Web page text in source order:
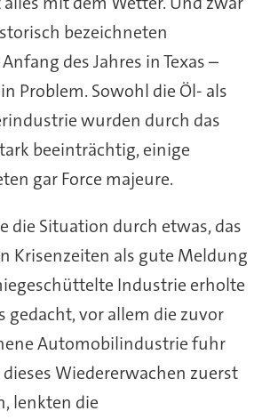
bezeichneten
des Jahres in Texas –
Problem. Sowohl die Öl- als
wurden durch das
beeinträchtig, einige
gar Force majeure.
die Situation durch etwas, das
Krisenzeiten als gute Meldung
Industrie erholte
gedacht, vor allem die zuvor
Automobilindustrie fuhr
Wiedererwachen zuerst
lenkten die